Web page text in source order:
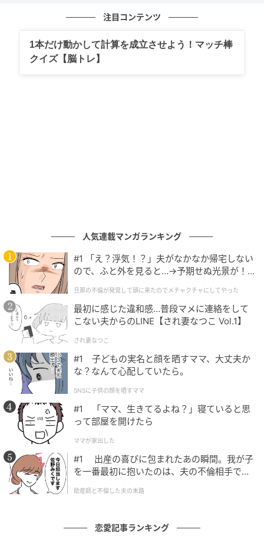
ベビーカレンダー
注目コンテンツ
1本だけ動かして計算を成立させよう！マッチ棒
クイズ【脳トレ】
人気連載マンガランキング
#1 「え？浮気！？」夫がなかなか帰宅しない
ので、ふと外を見ると…→予期せぬ光景が！
クチャにしてやった
旦那の不倫が発覚して頭に来たのでメチャクチャにしてやった
最初に感じた違和感…普段マメに連絡をして
こない夫からのLINE【され妻なつこ Vol.1】
され妻なつこ
#1 子どもの実名と顔を晒すママ、大丈夫か
な？なんて心配していたら。
SNSに子供の顔を晒すママ
#1 「ママ、生きてるよね？」寝ていると思
って部屋を開けたら
ママが家出した
#1 出産の喜びに包まれたあの瞬間。我が子
を一番最初に抱いたのは、夫の不倫相手でし
助産師と不倫した夫の末路
恋愛記事ランキング